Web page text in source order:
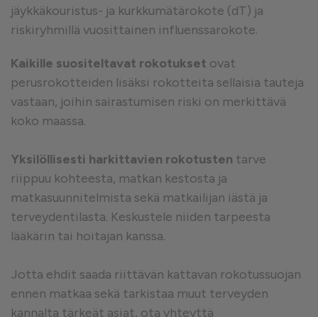
jäykkäkouristus- ja kurkkumätärokote (dT) ja
riskiryhmillä vuosittainen influenssarokote.
Kaikille suositeltavat rokotukset ovat
perusrokotteiden lisäksi rokotteita sellaisia tauteja
vastaan, joihin sairastumisen riski on merkittävä
koko maassa.
Yksilöllisesti harkittavien rokotusten tarve
riippuu kohteesta, matkan kestosta ja
matkasuunnitelmista sekä matkailijan iästä ja
terveydentilasta. Keskustele niiden tarpeesta
lääkärin tai hoitajan kanssa.
Jotta ehdit saada riittävän kattavan rokotussuojan
ennen matkaa sekä tarkistaa muut terveyden
kannalta tärkeät asiat, ota yhteyttä